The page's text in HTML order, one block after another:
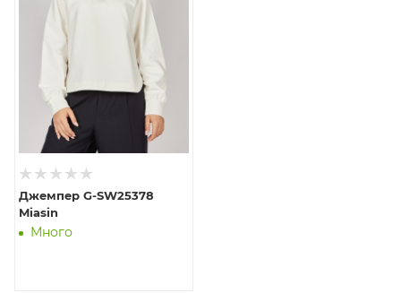
Джемпер G-SW25378
Miasin
Много